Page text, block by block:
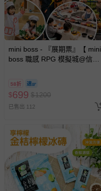
mini boss - 『展期票』【 mini
boss 職感 RPG 模擬城@信義
券，於展期現場憑訂單編號兌
換，依現場梯次安排入場，逾
期作廢) (兒童票(2歲以上)贈一
名陪伴成人)
58折
$699 $1200
已售出 112